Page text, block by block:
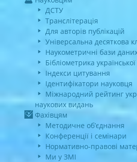
ДСТУ
Транслітерація
Для авторів публікацій
Універсальна десяткова
Наукометричні бази
Бібліометрика
Індекси цитування
Ідентифікатори науковця
Міжнародний рейтинг
наукових видань
Фахівцям
Методичне об’єднання
Конференції і семінари
Нормативно-правові
Ми у ЗМІ